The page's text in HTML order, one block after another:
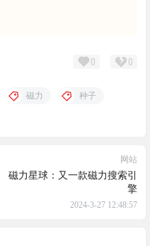
0 0
磁力 种子
网站
磁力星球：又一款磁力搜索引
擎
2024-3-27 12:48:57